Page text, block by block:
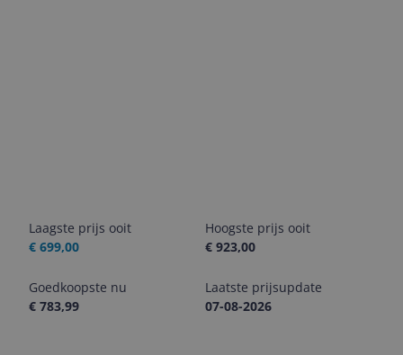
Laagste prijs ooit
€ 699,00
Hoogste prijs ooit
€ 923,00
Goedkoopste nu
€ 783,99
Laatste prijsupdate
07-08-2026